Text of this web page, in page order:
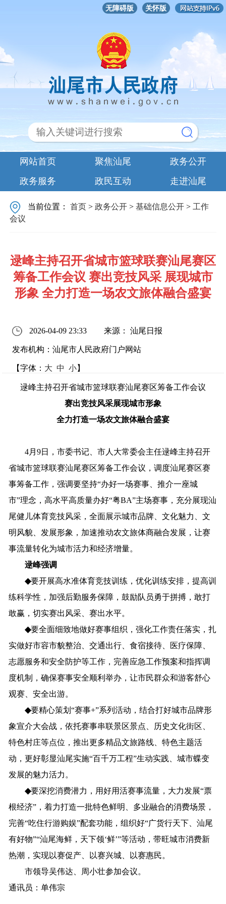
无障碍版 关怀版
网站首页 聚焦汕尾
政务公开
政务服务
政民互动 走进汕尾
当前位置：首页 >政务公开 >基础信息公开 > 工作
会议
逯峰主持召开省城市篮球联赛汕尾赛区
筹备工作会议 赛出竞技风采 展现城市
形象 全力打造一场农文旅体融合盛宴
2026-04-09 23:33 来源： 汕尾日报
发布机构：汕尾市人民政府门户网站
【字体： 大 中 小】
逯峰主持召开省城市篮球联赛汕尾赛区筹备工作会议
赛出竞技风采展现城市形象
全力打造一场农文旅体融合盛宴
4月9日 ，市委书记、市人大常委会主任逯峰主持召开
省城市篮球联赛汕尾赛区筹备工作会议 ，调度汕尾赛区赛
事筹备工作，强调要坚持“办好一场赛事、推介一座城
市”理念 ，高水平高质量办好“粤BA”主场赛事， 充分展现汕
尾健儿体育竞技风采，全面展示城市品牌 、文化魅力、文
明风貌、 发展形象 ， 加速推动农文旅体商融合发展，让赛
事流量转化为城市活力和经济增量。
逯峰强调
◆要开展高水准体育竞技训练 ，优化训练安排，提高训
练科学性， 加强后勤服务保障，鼓励队员勇于拼搏，敢打
敢赢 ，切实赛出风采、赛出水平。
◆要全面细致地做好赛事组织，强化工作责任落实，扎
实做好市容市貌整治、交通出行 、食宿接待、 医疗保障
志愿服务和安全防护等工作， 完善应急工作预案和指挥调
度机制
，确保赛事安全顺利举办 ，让市民群众和游客舒心
观赛、安全出游。
◆要精心策划“赛事+”系列活动，结合打好城市品牌形
象宣介大会战，依托赛事串联景区景点、历史文化街区、
特色村庄等点位，推出更多精品文旅路线 、特色主题活
动 ，更好彰显汕尾实施“百千万工程”生动实践 、城市蝶变
发展的魅力活力 。
◆要深挖消费潜力，用好用活赛事流量， 大力发展“票
根经济”，着力打造一批特色鲜明 多业融合的消费场景 ，
完善“吃住行游购娱”配套功能，组织好“广货行天下、汕尾
有好物”“汕尾海鲜，天下领‘鲜’”等活动，带旺城市消费新
热潮 ，实现以赛促产、以赛兴城 、以赛惠民。
市领导吴伟达、周小壮参加会议。
通讯员：单伟宗